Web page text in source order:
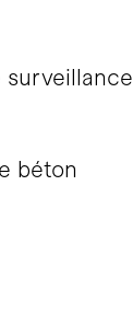
surveillance
béton